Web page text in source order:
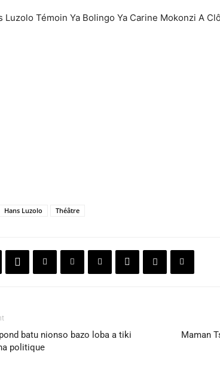
Luzolo Témoin Ya Bolingo Ya Carine Mokonzi A
Hans Luzolo Théâtre
batu nionso bazo loba a tiki
politique
Maman